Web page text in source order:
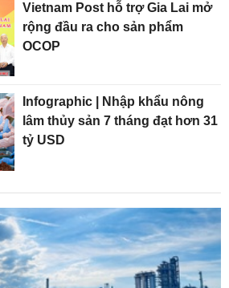
Vietnam Post hỗ trợ Gia Lai mở
rộng đầu ra cho sản phẩm
OCOP
Infographic | Nhập khẩu nông
lâm thủy sản 7 tháng đạt hơn 31
tỷ USD